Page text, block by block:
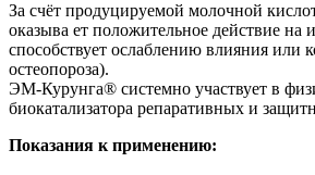
За счёт продуцируемой молочной
оказыва ет положительное действие на
способствует ослаблению влияния или
остеопороза).
ЭМ-Курунга® системно участвует в
биокатализатора репаративных и
Показания к применению: